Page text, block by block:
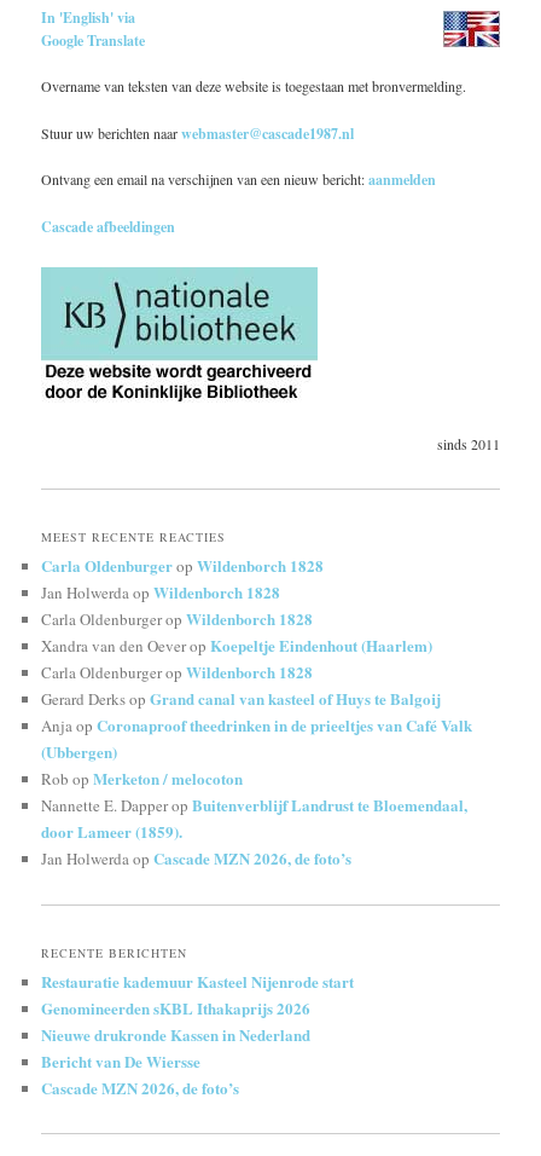
In 'English' via
Google Translate
Overname van teksten van deze website is toegestaan met bronvermelding.
Stuur uw berichten naarwebmaster@cascade1987.nl
Ontvang een email na verschijnen van een nieuw bericht:aanmelden
Cascade afbeeldingen
sinds 2011
MEEST RECENTE REACTIES
Carla OldenburgeropWildenborch 1828
Jan HolwerdaopWildenborch 1828
Carla OldenburgeropWildenborch 1828
Xandra van den OeveropKoepeltje Eindenhout (Haarlem)
Carla OldenburgeropWildenborch 1828
Gerard DerksopGrand canal van kasteel of Huys te Balgoij
AnjaopCoronaproof theedrinken in de prieeltjes van Café Valk
(Ubbergen)
Rob opMerketon / melocoton
Nannette E. DapperopBuitenverblijf Landrust te Bloemendaal,
door Lameer (1859).
Jan HolwerdaopCascade MZN 2026, de foto’s
RECENTE BERICHTEN
Restauratie kademuur Kasteel Nijenrode start
Genomineerden sKBL Ithakaprijs 2026
Nieuwe drukronde Kassen in Nederland
Bericht van De Wiersse
Cascade MZN 2026, de foto’s